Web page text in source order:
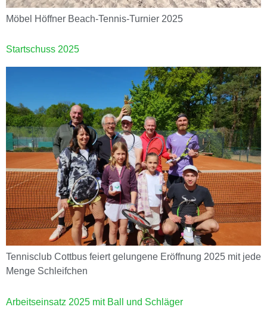
Möbel Höffner Beach-Tennis-Turnier 2025
Startschuss 2025
Tennisclub Cottbus feiert gelungene Eröffnung 2025 mit jede
Menge Schleifchen
Arbeitseinsatz 2025 mit Ball und Schläger